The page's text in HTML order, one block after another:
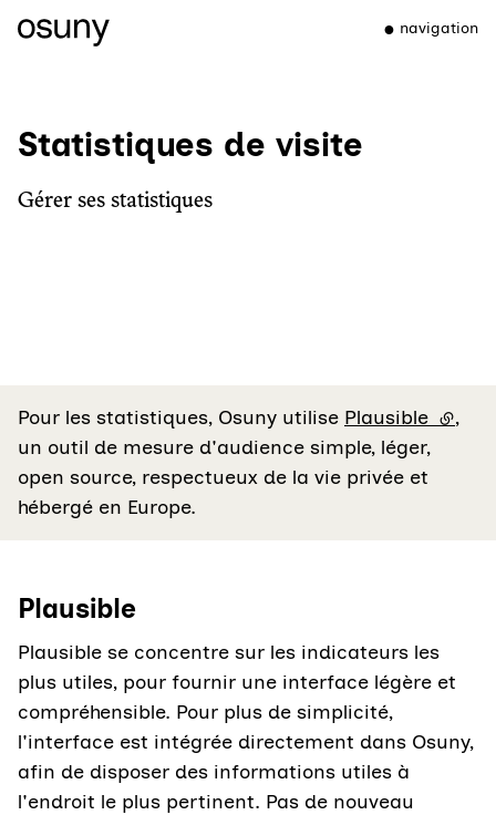
navigation
Statistiques de visite
Gérer ses statistiques
Pour les statistiques, Osuny utilise Plausible (lien
,
un outil de mesure d'audience simple, léger,
open source, respectueux de la vie privée et
hébergé en Europe.
Plausible
Plausible se concentre sur les indicateurs les
plus utiles, pour fournir une interface légère et
compréhensible. Pour plus de simplicité,
l'interface est intégrée directement dans Osuny,
afin de disposer des informations utiles à
l'endroit le plus pertinent. Pas de nouveau